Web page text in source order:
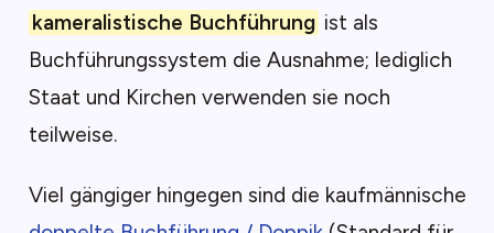
kameralistische Buchführung ist als
Buchführungssystem die Ausnahme; lediglich
Staat und Kirchen verwenden sie noch
teilweise.
Viel gängiger hingegen sind die kaufmännische